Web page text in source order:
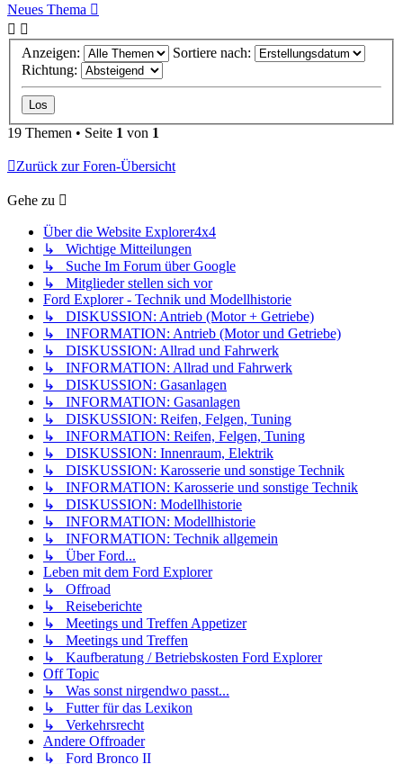
Neues Thema
Anzeigen:
Sortiere nach:
Richtung:
19 Themen • Seite 1 von 1
Zurück zur Foren-Übersicht
Gehe zu
Über die Website Explorer4x4
↳ Wichtige Mitteilungen
↳ Suche Im Forum über Google
↳ Mitglieder stellen sich vor
Ford Explorer - Technik und Modellhistorie
↳ DISKUSSION: Antrieb (Motor + Getriebe)
↳ INFORMATION: Antrieb (Motor und Getriebe)
↳ DISKUSSION: Allrad und Fahrwerk
↳ INFORMATION: Allrad und Fahrwerk
↳ DISKUSSION: Gasanlagen
↳ INFORMATION: Gasanlagen
↳ DISKUSSION: Reifen, Felgen, Tuning
↳ INFORMATION: Reifen, Felgen, Tuning
↳ DISKUSSION: Innenraum, Elektrik
↳ DISKUSSION: Karosserie und sonstige Technik
↳ INFORMATION: Karosserie und sonstige Technik
↳ DISKUSSION: Modellhistorie
↳ INFORMATION: Modellhistorie
↳ INFORMATION: Technik allgemein
↳ Über Ford...
Leben mit dem Ford Explorer
↳ Offroad
↳ Reiseberichte
↳ Meetings und Treffen Appetizer
↳ Meetings und Treffen
↳ Kaufberatung / Betriebskosten Ford Explorer
Off Topic
↳ Was sonst nirgendwo passt...
↳ Futter für das Lexikon
↳ Verkehrsrecht
Andere Offroader
↳ Ford Bronco II